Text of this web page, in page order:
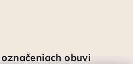
obuvi